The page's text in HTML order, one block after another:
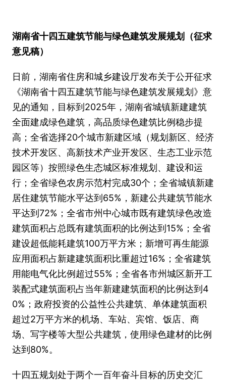
湖南省十四五建筑节能与绿色建筑发展规划（征求
意见稿）
日前，湖南省住房和城乡建设厅发布关于公开征求
《湖南省十四五建筑节能与绿色建筑发展规划》意
见的通知，目标到2025年，湖南省城镇新建建筑
全面建成绿色建筑，高品质绿色建筑比例稳步提
高；全省选择20个城市新建区域（规划新区、经济
技术开发区、高新技术产业开发区、生态工业示范
园区等）按照绿色生态城区标准规划、建设和运
行；全省绿色农房示范村完成30个；全省城镇新建
居住建筑节能水平达到65%，新建公共建筑节能水
平达到72%；全省市州中心城市既有建筑绿色改造
建筑面积占总既有建筑面积的比例达到15%；全省
建设超低能耗建筑100万平方米；新增可再生能源
应用面积占新建建筑面积比重超过16%；全省建筑
用能电气化比例超过55%；全省各市州城区新开工
装配式建筑面积占当年新建建筑面积的比例达到4
0%；政府投资的公益性公共建筑、单体建筑面积
超过2万平方米的机场、车站、宾馆、饭店、商
场、写字楼等大型公共建筑，使用绿色建材的比例
达到80%。
十四五规划处于两个一百年奋斗目标的历史交汇